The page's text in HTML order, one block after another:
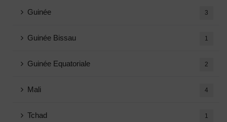
Guinée 3
Guinée Bissau 1
Guinée Equatoriale 2
Mali 4
Tchad 1